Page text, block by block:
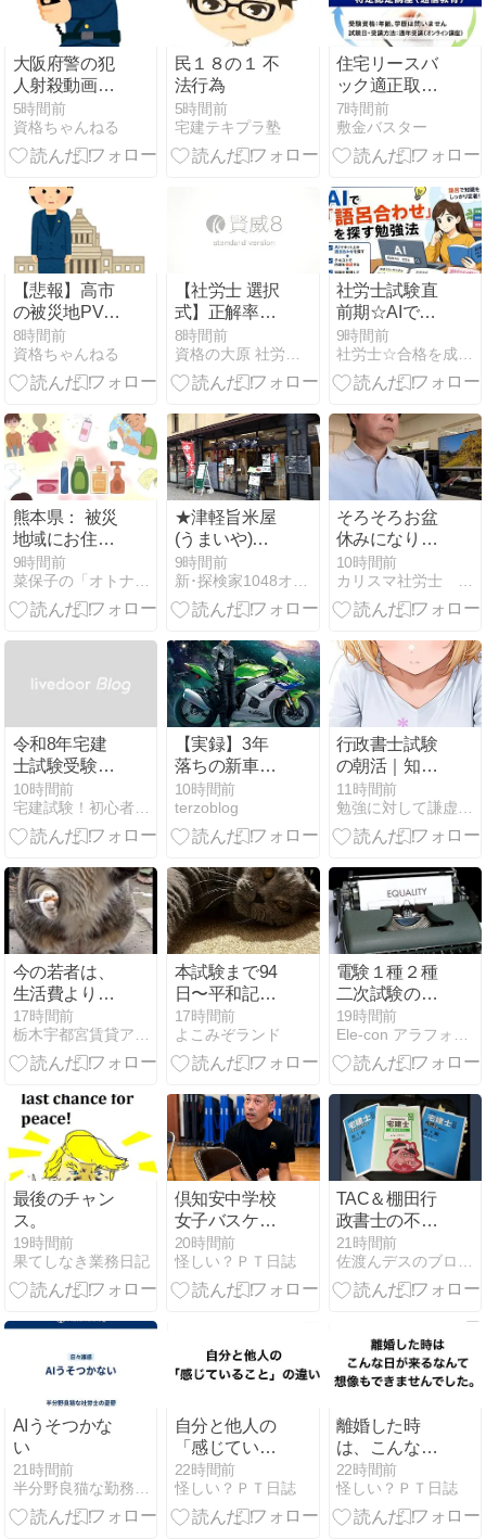
大阪府警の犯
人射殺動画、
全く撃ち殺す
必要なかった
www
5時間前
資格ちゃんねる
民１８の１ 不
法行為
5時間前
宅建テキプラ塾
住宅リースバ
ック適正取引
主任者 必須知
識体系
7時間前
敷金バスター
【悲報】高市
の被災地PV、
ヤラセが判明
してめっちゃ
炎上
8時間前
資格ちゃんねる
【社労士 選択
式】正解率
80％！自動車
の運転の業務
【労基】
8時間前
社労士試験直
前期☆AIで語
呂合わせを探
し、テキスト
で知識を固め
9時間前
熊本県： 被災
地域にお住い
の、CS（化学
物質過敏症）
当事者への情
9時間前
★津軽旨米屋
(うまいや)★
中華そば（青
森県）
9時間前
そろそろお盆
休みになりま
すね～～
～・・・・
10時間前
令和8年宅建
士試験受験生
のあなたへ★
学習を頑張る
あなたへの心
10
10時間前
宅建試験！初心者のための一発合格サイト
【実録】3年
落ちの新車を
定価購入！油
脂類未交換の
納車整備にモ
で事故防衛し
た話！
10時間前
terzoblog
行政書士試験
の朝活｜知識
を先に持つ
と、問題の見
え方が変わる
11時間前
今の若者は、
生活費より投
資！『NISA貧
乏』
17時間前
栃木宇都宮賃貸アパマン情報 地方裁判所徒歩3分司法修習生
本試験まで94
日〜平和記念
日に見ておき
たい過去問
17時間前
よこみぞランド
電験１種２種
二次試験の論
説と計算はど
ちらに比重を
置いた？
19時間前
Ele-con アラフォーパパの電験取得道標
最後のチャン
ス。
19時間前
果てしなき業務日記
倶知安中学校
女子バスケッ
トボール部で
テーピング講
習会・メディ
20時間前
怪しい？ＰＴ日誌
TAC＆棚田行
政書士の不動
産大学の教材
で紙１枚勉強
法で宅建業法
21時間前
佐渡んデスのブログなのだ！！
AIうそつかな
い
21時間前
半分野良猫な勤務社労士の憂鬱
自分と他人の
「感じている
こと」の違い
22時間前
怪しい？ＰＴ日誌
離婚した時
は、こんな日
が来るなんて
想像もできま
せんでした。
22時間前
怪しい？ＰＴ日誌